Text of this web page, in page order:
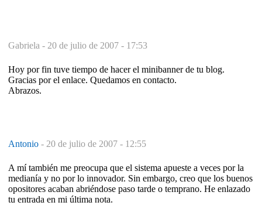
Gabriela - 20 de julio de 2007 - 17:53
Hoy por fin tuve tiempo de hacer el minibanner de tu blog.
Gracias por el enlace. Quedamos en contacto.
Abrazos.
Antonio - 20 de julio de 2007 - 12:55
A mí también me preocupa que el sistema apueste a veces por la
medianía y no por lo innovador. Sin embargo, creo que los buenos
opositores acaban abriéndose paso tarde o temprano. He enlazado
tu entrada en mi última nota.